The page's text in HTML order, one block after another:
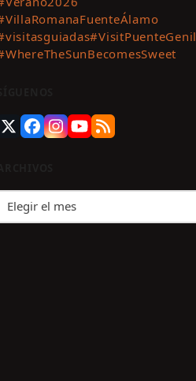
#VisitPuenteGenil
Twitter
Facebook
Instagram
YouTube
RSS
Archivos